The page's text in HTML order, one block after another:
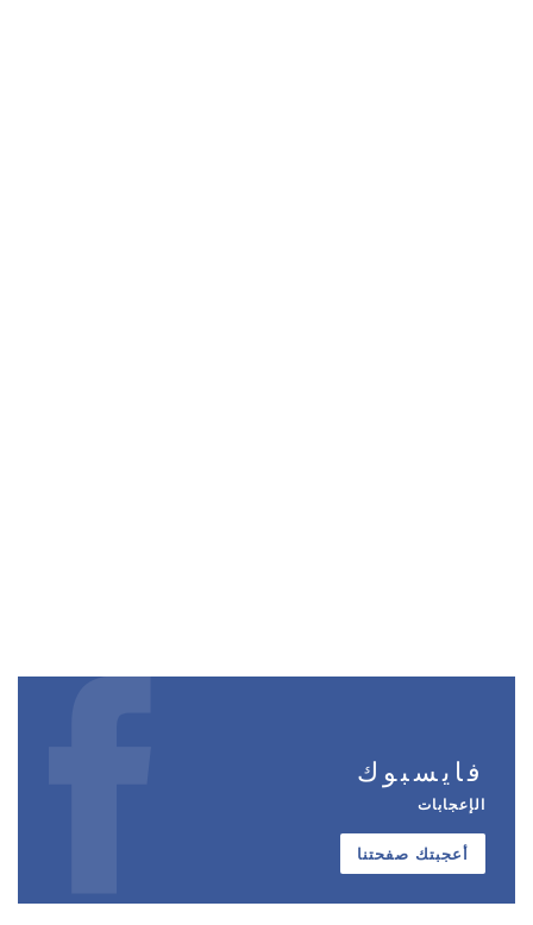
فايسبوك
الإعجابات
أعجبتك صفحتنا